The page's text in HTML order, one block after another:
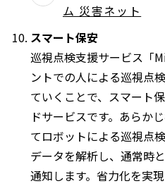
ム 災害ネット
スマート保安
巡視点検支援サービス「
ントでの人による巡視点
ていくことで、スマート
ドサービスです。あらか
てロボットによる巡視点
データを解析し、通常時
通知します。省力化を実